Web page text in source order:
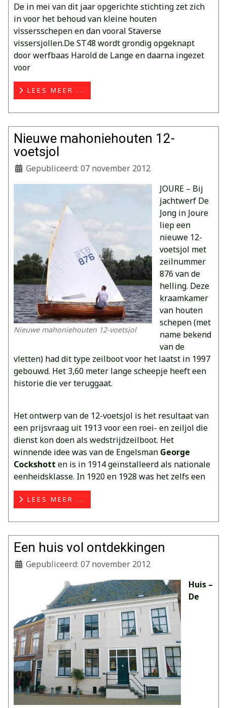
De in mei van dit jaar opgerichte stichting zet zich
in voor het behoud van kleine houten
vissersschepen en dan vooral Staverse
vissersjollen.De ST48 wordt grondig opgeknapt
door werfbaas Harold de Lange en daarna ingezet
voor
LEES MEER ...
Nieuwe mahoniehouten 12-
voetsjol
Gepubliceerd: 07 november 2012
Nieuwe mahoniehouten 12-voetsjol
JOURE – Bij
jachtwerf De
Jong in Joure
liep een
nieuwe 12-
voetsjol met
zeilnummer
876 van de
helling. Deze
kraamkamer
van houten
schepen (met
name bekend
van de
vletten) had dit type zeilboot voor het laatst in 1997
gebouwd. Het 3,60 meter lange scheepje heeft een
historie die ver teruggaat.
Het ontwerp van de 12-voetsjol is het resultaat van
een prijsvraag uit 1913 voor een roei- en zeiljol die
dienst kon doen als wedstrijdzeilboot. Het
winnende idee was van de Engelsman George
Cockshott en is in 1914 geïnstalleerd als nationale
eenheidsklasse. In 1920 en 1928 was het zelfs een
LEES MEER ...
Een huis vol ontdekkingen
Gepubliceerd: 07 november 2012
Huis –
De